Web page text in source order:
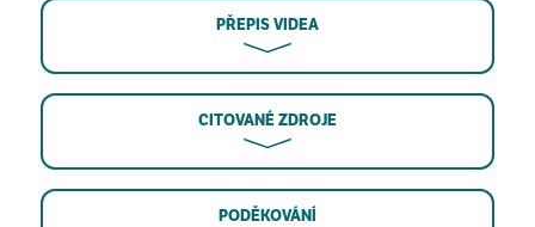
PŘEPIS VIDEA
CITOVANÉ ZDROJE
PODĚKOVÁNÍ